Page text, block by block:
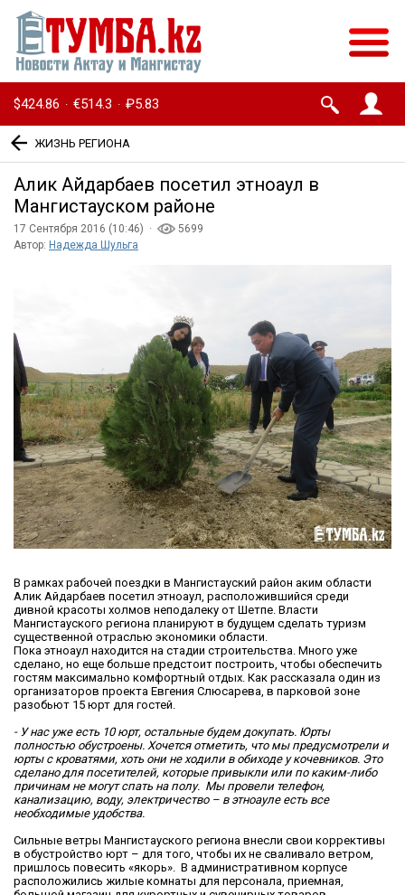
$424.86 · €514.3 · ₽5.83
ЖИЗНЬ РЕГИОНА
Алик Айдарбаев посетил этноаул в
Мангистауском районе
17 Сентября 2016 (10:46) ·
5699
Автор: Надежда Шульга
В рамках рабочей поездки в Мангистауский район аким области
Алик Айдарбаев посетил этноаул, расположившийся среди
дивной красоты холмов неподалеку от Шетпе. Власти
Мангистауского региона планируют в будущем сделать туризм
существенной отраслью экономики области.
Пока этноаул находится на стадии строительства. Много уже
сделано, но еще больше предстоит построить, чтобы обеспечить
гостям максимально комфортный отдых. Как рассказала один из
организаторов проекта Евгения Слюсарева, в парковой зоне
разобьют 15 юрт для гостей.
- У нас уже есть 10 юрт, остальные будем докупать. Юрты
полностью обустроены. Хочется отметить, что мы предусмотрели и
юрты с кроватями, хоть они не ходили в обиходе у кочевников. Это
сделано для посетителей, которые привыкли или по каким-либо
причинам не могут спать на полу. Мы провели телефон,
канализацию, воду, электричество – в этноауле есть все
необходимые удобства.
Сильные ветры Мангистауского региона внесли свои коррективы
в обустройство юрт – для того, чтобы их не сваливало ветром,
пришлось повесить «якорь». В административном корпусе
расположились жилые комнаты для персонала, приемная,